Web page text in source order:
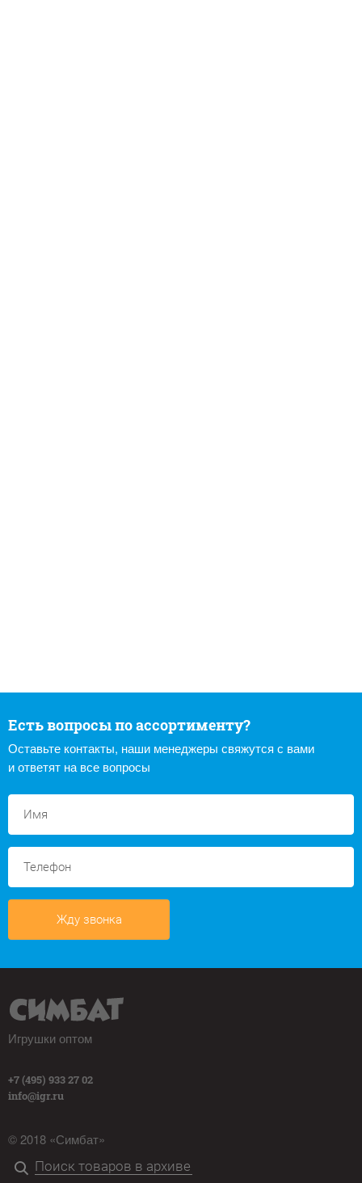
Есть вопросы по ассортименту?
Оставьте контакты, наши менеджеры свяжутся с вами
и ответят на все вопросы
Жду звонка
Игрушки оптом
+7 (495) 933 27 02
info@igr.ru
© 2018 «Симбат»